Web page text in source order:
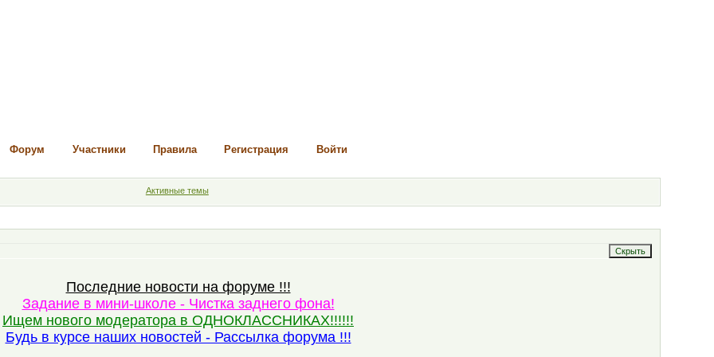
Форум Участники Правила Регистрация Войти
Активные темы
Последние новости на форуме !!!
Задание в мини-школе - Чистка заднего фона!
Ищем нового модератора в ОДНОКЛАССНИКАХ!!!!!!
Будь в курсе наших новостей - Рассылка форума !!!